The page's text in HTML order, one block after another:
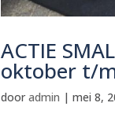
ACTIE
oktober t/
dooradmin |mei 8,